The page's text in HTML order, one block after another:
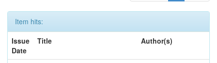
Item hits:
Issue
Date
Title Author(s)